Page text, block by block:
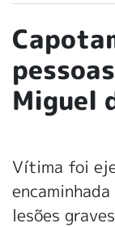
Miguel
Vítima foi
lesões graves